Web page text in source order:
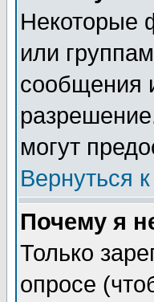
Некоторые
или
сообщения
могут
Вернуться
Почему я
Только
опросе